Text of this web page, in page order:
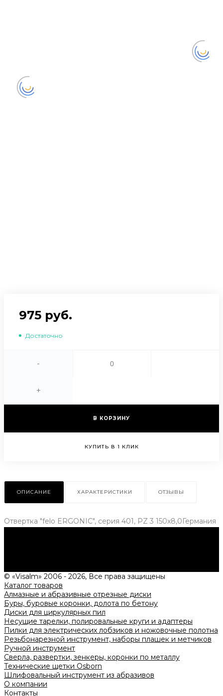
975 руб.
Достаточно
-
+
В КОРЗИНУ
КУПИТЬ В 1 КЛИК
ОПИСАНИЕ ХАРАКТЕРИСТИКИ ОТЗЫВЫ
Отвертка "felo ERGONIC", серия 401, PZ 3 150x8,0Германия
© «Visalm» 2006 - 2026, Все права защищены
Каталог товаров
Алмазные и абразивные отрезные диски
Буры, буровые коронки, долота по бетону
Диски для циркулярных пил
Несущие тарелки, полировальные круги и адаптеры
Пилки для электрических лобзиков и ножовочные полотна
Резьбонарезной инструмент, наборы плашек и метчиков
Ручной инструмент
Сверла, развертки, зенкеры, коронки по металлу
Технические щетки Osborn
Шлифовальный инструмент из абразивов
О компании
Контакты